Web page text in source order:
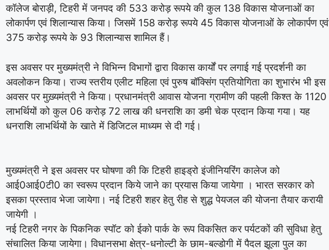
कॉलेज बोराड़ी, टिहरी में जनपद की 533 करोड़ रूपये की कुल 138 विकास योजनाओं का
लोकार्पण एवं शिलान्यास किया। जिसमें 158 करोड़ रूपये 45 विकास योजनाओं के लोकार्पण एवं
375 करोड़ रूपये के 93 शिलान्यास शामिल हैं।
इस अवसर पर मुख्यमंत्री ने विभिन्न विभागों द्वारा विकास कार्यों पर लगाई गई प्रदर्शनी का
अवलोकन किया। राज्य स्तरीय एलीट महिला एवं पुरुष बॉक्सिंग प्रतियोगिता का शुभारंभ भी इस
अवसर पर मुख़्यमंत्री ने किया। प्रधानमंत्री आवास योजना ग्रामीण की पहली किश्त के 1120
लाभर्थियों को कुल 06 करोड़ 72 लाख की धनराशि का डमी चेक प्रदान किया गया। यह
धनराशि लाभर्थियों के खाते में डिजिटल माध्यम से दी गई।
मुख्यमंत्री ने इस अवसर पर घोषणा की कि टिहरी हाइड्रो इंजीनियरिंग कालेज को
आई0आई0टी0 का स्वरूप प्रदान किये जाने का प्रयास किया जायेगा । भारत सरकार को
इसका प्रस्ताव भेजा जायेगा। नई टिहरी शहर हेतु रीह से शुद्ध पेयजल की योजना तैयार करायी
जायेगी ।
नई टिहरी नगर के पिकनिक स्पॉट को ईको पार्क के रूप विकसित कर पर्यटकों की सुविधा हेतु
संचालित किया जायेगा। विधानसभा क्षेत्र-धनोल्टी के छाम-बल्डोगी में पैदल झूला पुल का